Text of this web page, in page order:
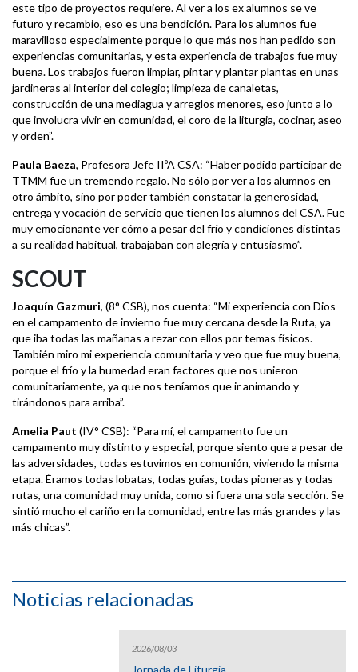
este tipo de proyectos requiere. Al ver a los ex alumnos se ve
futuro y recambio, eso es una bendición. Para los alumnos fue
maravilloso especialmente porque lo que más nos han pedido son
experiencias comunitarias, y esta experiencia de trabajos fue muy
buena. Los trabajos fueron limpiar, pintar y plantar plantas en unas
jardineras al interior del colegio; limpieza de canaletas,
construcción de una mediagua y arreglos menores, eso junto a lo
que involucra vivir en comunidad, el coro de la liturgia, cocinar, aseo
y orden”.
Paula Baeza, Profesora Jefe IIºA CSA: “Haber podido participar de
TTMM fue un tremendo regalo. No sólo por ver a los alumnos en
otro ámbito, sino por poder también constatar la generosidad,
entrega y vocación de servicio que tienen los alumnos del CSA. Fue
muy emocionante ver cómo a pesar del frío y condiciones distintas
a su realidad habitual, trabajaban con alegría y entusiasmo”.
SCOUT
Joaquín Gazmuri, (8° CSB), nos cuenta: “Mi experiencia con Dios
en el campamento de invierno fue muy cercana desde la Ruta, ya
que iba todas las mañanas a rezar con ellos por temas físicos.
También miro mi experiencia comunitaria y veo que fue muy buena,
porque el frío y la humedad eran factores que nos unieron
comunitariamente, ya que nos teníamos que ir animando y
tirándonos para arriba”.
Amelia Paut (IV° CSB): “Para mí, el campamento fue un
campamento muy distinto y especial, porque siento que a pesar de
las adversidades, todas estuvimos en comunión, viviendo la misma
etapa. Éramos todas lobatas, todas guías, todas pioneras y todas
rutas, una comunidad muy unida, como si fuera una sola sección. Se
sintió mucho el cariño en la comunidad, entre las más grandes y las
más chicas”.
Noticias relacionadas
2026/08/03
Jornada de Liturgia